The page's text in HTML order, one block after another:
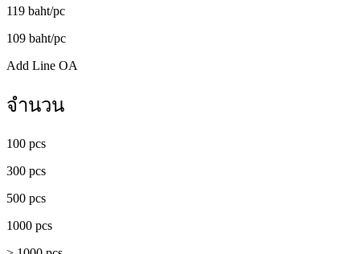
119 baht/pc
109 baht/pc
Add Line OA
จำนวน
100 pcs
300 pcs
500 pcs
1000 pcs